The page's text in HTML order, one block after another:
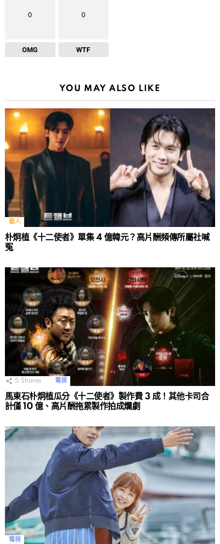
0
OMG
0
WTF
YOU MAY ALSO LIKE
藝人
朴炯植《十二使者》單集 4 億韓元？高片酬頻傳所屬社喊
冤
5 Shares 電視
馬東石朴炯植瓜分《十二使者》製作費 3 成！其他卡司合
計僅 10 億、高片酬拖累製作拍成爛劇
電視